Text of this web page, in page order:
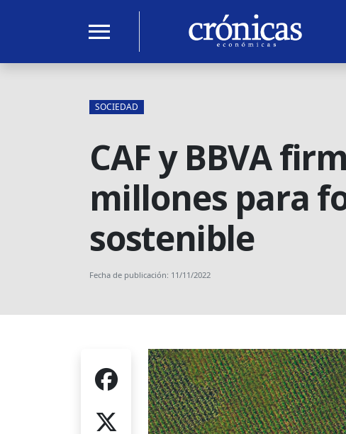
menu
SOCIEDAD
CAF y BBVA
millones para
sostenible
Fecha de publicación: 11/11/2022